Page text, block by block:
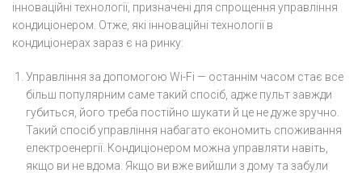
інноваційні технології, призначені для спрощення управління
кондиціонером. Отже, які інноваційні технології в
кондиціонерах зараз є на ринку:
Управління за допомогою Wi-Fi — останнім часом стає все
більш популярним саме такий спосіб, адже пульт завжди
губиться, його треба постійно шукати й це не дуже зручно.
Такий спосіб управління набагато економить споживання
електроенергії. Кондиціонером можна управляти навіть,
якщо ви не вдома. Якщо ви вже вийшли з дому та забули